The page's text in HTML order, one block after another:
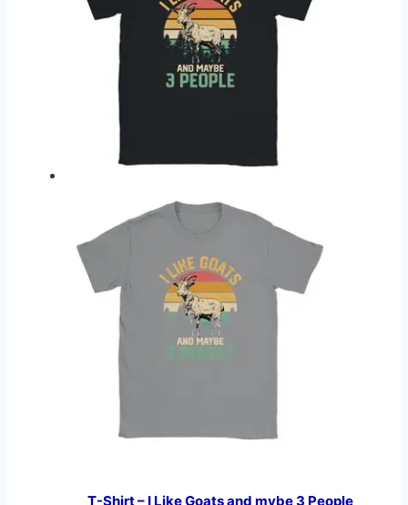
T-Shirt – I Like Goats and mybe 3 People